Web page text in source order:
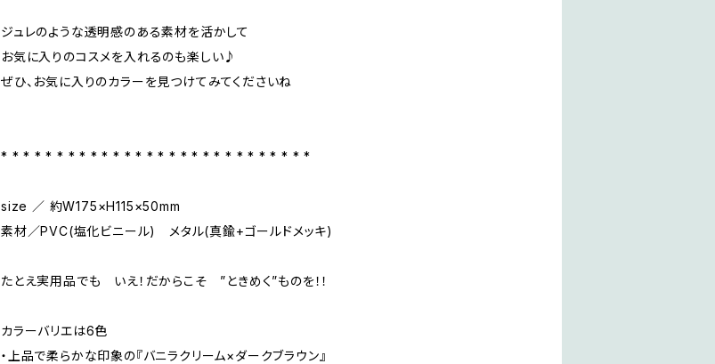
ジュレのような透明感のある素材を活かして
お気に入りのコスメを入れるのも楽しい♪
ぜひ、お気に入りのカラーを見つけてみてくださいね
* * * * * * * * * * * * * * * * * * * * * * * * * * * *
size ／ 約W175×H115×50mm
素材／PVC(塩化ビニール) メタル(真鍮+ゴールドメッキ)
たとえ実用品でも いえ！だからこそ ”ときめく”ものを！！
カラーバリエは6色
・上品で柔らかな印象の『バニラクリーム×ダークブラウン』